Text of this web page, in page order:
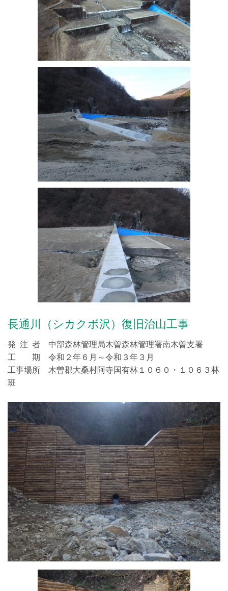
長通川（シカクボ沢）復旧治山工事
発 注 者 中部森林管理局木曽森林管理署南木曽支署
工 期 令和２年６月～令和３年３月
工事場所 木曽郡大桑村阿寺国有林１０６０・１０６３林
班